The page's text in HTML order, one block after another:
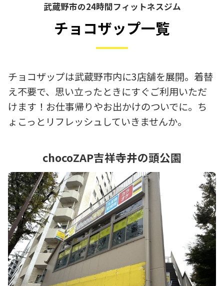
武蔵野市の24時間フィットネスジム
チョコザップ一覧
チョコザップは武蔵野市内に3店舗を展開。着替
え不要で、思い立ったときにすぐご利用いただ
けます！お仕事帰りやお出かけのついでに。ち
ょこっとリフレッシュしていきませんか。
chocoZAP吉祥寺井の頭公園